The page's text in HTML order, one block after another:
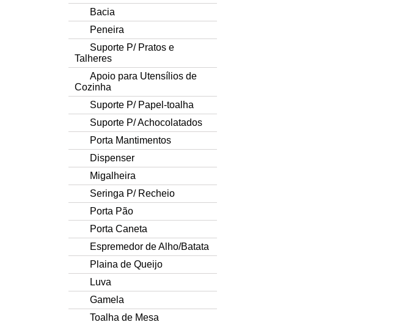
Bacia
Peneira
Suporte P/ Pratos e
Talheres
Apoio para Utensílios de
Cozinha
Suporte P/ Papel-toalha
Suporte P/ Achocolatados
Porta Mantimentos
Dispenser
Migalheira
Seringa P/ Recheio
Porta Pão
Porta Caneta
Espremedor de Alho/Batata
Plaina de Queijo
Luva
Gamela
Toalha de Mesa